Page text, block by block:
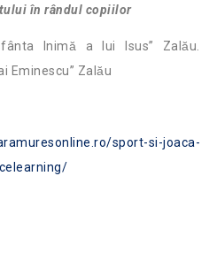
în rândul copiilor
Inimă a lui Isus” Zalău.
Eminescu” Zalău
sport-si-joaca-